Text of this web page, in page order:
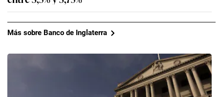
Más sobre Banco de Inglaterra